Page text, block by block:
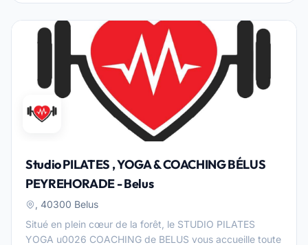
Studio PILATES , YOGA & COACHING BÉLUS
PEYREHORADE - Belus
, 40300 Belus
Situé en plein cœur de la forêt, le STUDIO PILATES
YOGA u0026 COACHING de BELUS vous accueille toute